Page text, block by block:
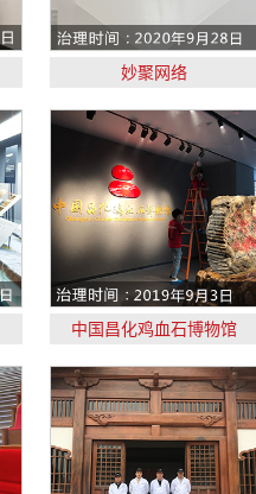
妙聚网络
中国昌化鸡血石博物馆